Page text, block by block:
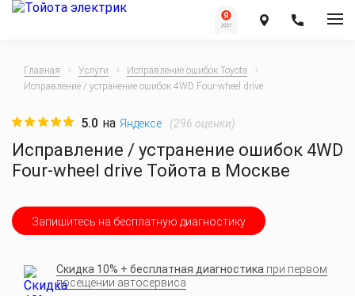
Главная Услуги
Исправление ошибок Toyota
Исправление / устранение ошибок 4WD Four-wheel drive
Исправление / устранение ошибок 4WD
Four-wheel drive Тойота в Москве
5.0 на Яндексе (296 оценки)
Запишитесь на бесплатную диагностику
Скидка 10% + бесплатная диагностика при первом
посещении автосервиса